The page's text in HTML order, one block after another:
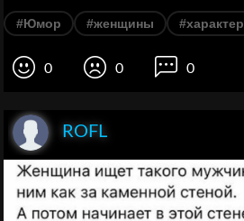
#Юмор #женщины #характер
0 0 0
ROFL